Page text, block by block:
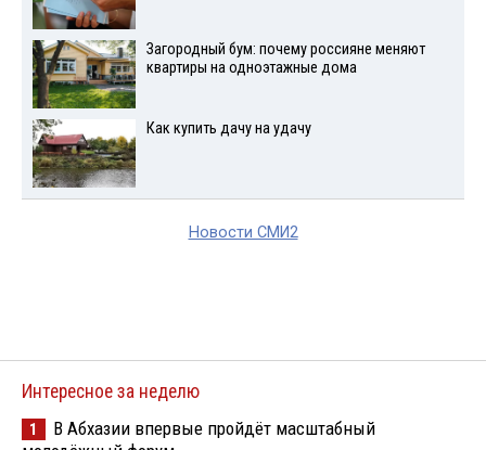
Загородный бум: почему россияне меняют
квартиры на одноэтажные дома
Как купить дачу на удачу
Новости СМИ2
Интересное за неделю
1
В Абхазии впервые пройдёт масштабный